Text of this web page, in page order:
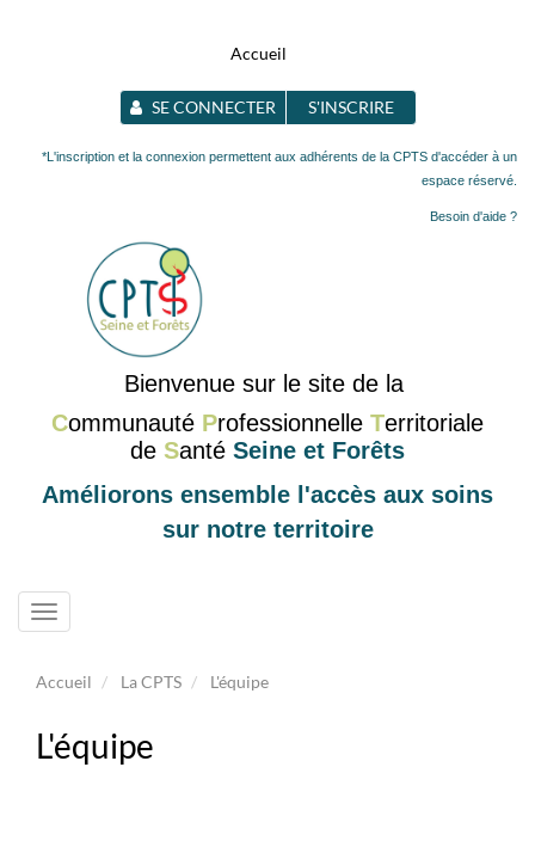
Accueil
SE CONNECTER S'INSCRIRE
*L'inscription et la connexion permettent aux adhérents de la CPTS d'accéder à un
espace réservé.
Besoin d'aide ?
Bienvenue sur le site de la
Communauté Professionnelle Territoriale
de Santé Seine et Forêts
Améliorons ensemble l'accès aux soins
sur notre territoire
Toggle
navigation
Accueil La CPTS L'équipe
L'équipe